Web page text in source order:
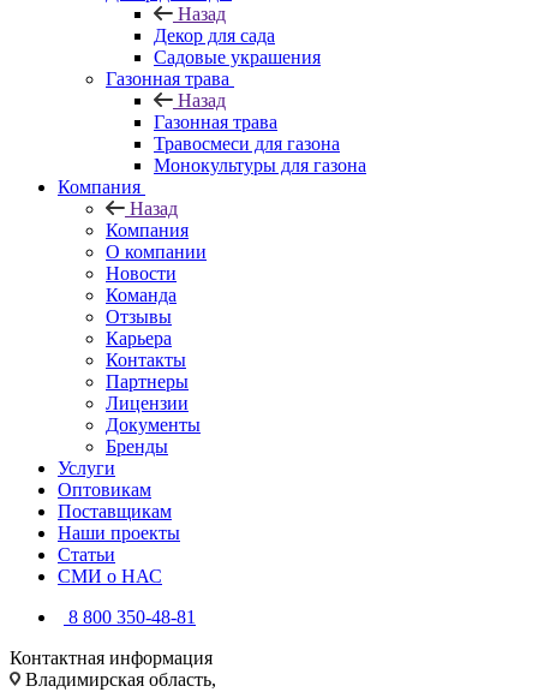
Назад
Декор для сада
Садовые украшения
Газонная трава
Назад
Газонная трава
Травосмеси для газона
Монокультуры для газона
Компания
Назад
Компания
О компании
Новости
Команда
Отзывы
Карьера
Контакты
Партнеры
Лицензии
Документы
Бренды
Услуги
Оптовикам
Поставщикам
Наши проекты
Статьи
СМИ о НАС
8 800 350-48-81
Контактная информация
Владимирская область,